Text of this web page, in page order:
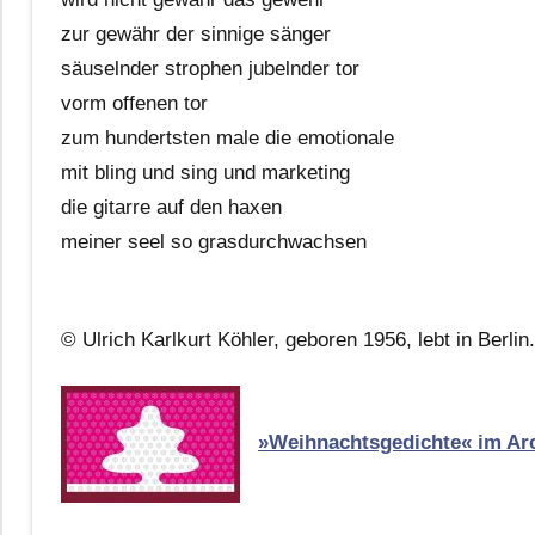
zur gewähr der sinnige sänger
säuselnder strophen jubelnder tor
vorm offenen tor
zum hundertsten male die emotionale
mit bling und sing und marketing
die gitarre auf den haxen
meiner seel so grasdurchwachsen
© Ulrich Karlkurt Köhler, geboren 1956, lebt in Berlin.
»Weihnachtsgedichte« im